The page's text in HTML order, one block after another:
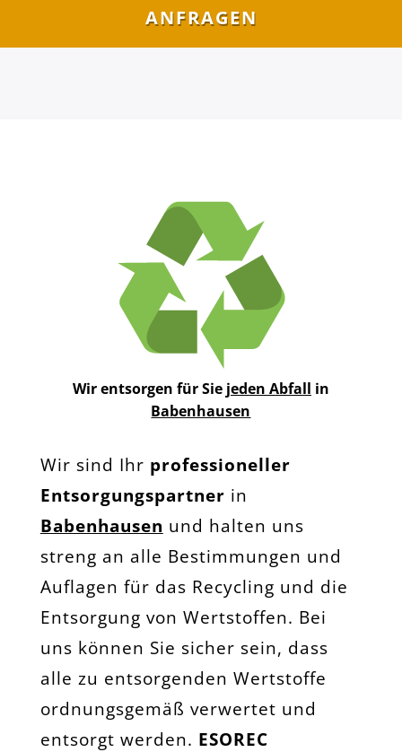
ANFRAGEN
Wir entsorgen für Sie jeden Abfall in
Babenhausen
Wir sind Ihr professioneller
Entsorgungspartner in
Babenhausen und halten uns
streng an alle Bestimmungen und
Auflagen für das Recycling und die
Entsorgung von Wertstoffen. Bei
uns können Sie sicher sein, dass
alle zu entsorgenden Wertstoffe
ordnungsgemäß verwertet und
entsorgt werden. ESOREC